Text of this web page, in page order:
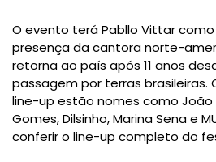
O evento teráPabllo Vittarcomo
presença da cantora norte-
retorna ao país após 11 anos
passagem por terras
line-up estão nomes como João
Gomes,Dilsinho,Marina Senae
conferir o line-up completo do